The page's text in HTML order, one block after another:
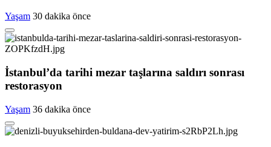
Yaşam 30 dakika önce
İstanbul’da tarihi mezar taşlarına saldırı sonrası
restorasyon
Yaşam 36 dakika önce